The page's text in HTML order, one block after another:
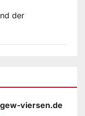
der
gew-viersen.de